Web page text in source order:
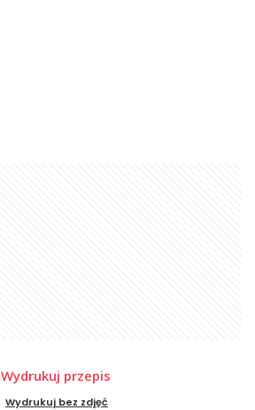
Wydrukuj przepis
Wydrukuj bez zdjęć